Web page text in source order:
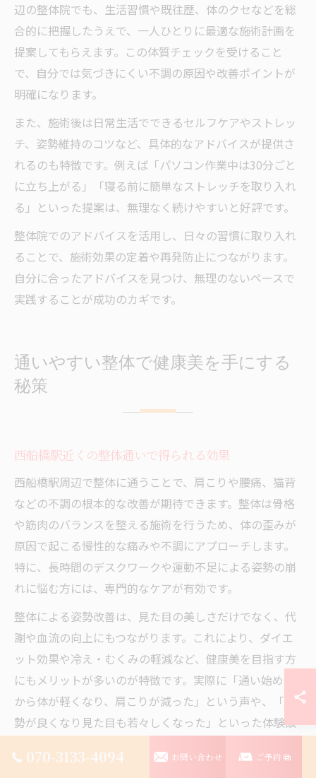
辺の整体院でも、生活習慣や既往歴、体のクセなどを総
合的に把握したうえで、一人ひとりに最適な施術計画を
提案してもらえます。この体質チェックを受けること
で、自分では気づきにくい不調の原因や改善ポイントが
明確になります。
また、施術後は日常生活でできるセルフケアやストレッ
チ、姿勢維持のコツなど、具体的なアドバイスが提供さ
れるのも特徴です。例えば「パソコン作業中は30分ごと
に立ち上がる」「寝る前に簡単なストレッチを取り入れ
る」といった提案は、無理なく続けやすいと好評です。
整体院でのアドバイスを活用し、日々の習慣に取り入れ
ることで、施術効果の定着や再発防止につながります。
自分に合ったアドバイスを見つけ、無理のないペースで
実践することが成功のカギです。
通いやすい整体で健康美を手にする
秘策
西船橋駅近くの整体通いで得られる効果
西船橋駅周辺で整体に通うことで、肩こりや腰痛、猫背
などの不調の根本的な改善が期待できます。整体は骨格
や筋肉のバランスを整える施術を行うため、体の歪みが
原因で起こる慢性的な痛みや不調にアプローチします。
特に、長時間のデスクワークや運動不足による姿勢の崩
れに悩む方には、専門的なケアが有効です。
整体による姿勢改善は、見た目の美しさだけでなく、代
謝や血流の向上にもつながります。これにより、ダイエ
ット効果や冷え・むくみの軽減など、健康美を目指す方
にもメリットが多いのが特徴です。実際に「通い始めて
から体が軽くなり、肩こりが減った」という声や、「姿
勢が良くなり見た目も若々しくなった」といった体験談
070-3133-4094 お問い合わせ ご予約